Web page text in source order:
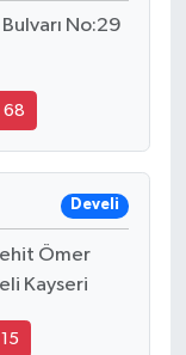
No:29
68
Develi
Ömer
Kayseri